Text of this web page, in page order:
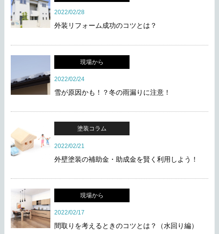
2022/02/28
外装リフォーム成功のコツとは？
現場から
2022/02/24
雪が原因かも！？冬の雨漏りに注意！
塗装コラム
2022/02/21
外壁塗装の補助金・助成金を賢く利用しよう！
現場から
2022/02/17
間取りを考えるときのコツとは？（水回り編）